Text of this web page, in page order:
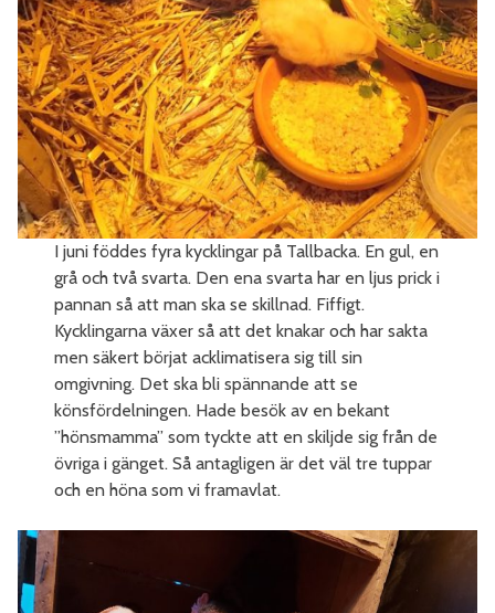
I juni föddes fyra kycklingar på Tallbacka. En gul, en
grå och två svarta. Den ena svarta har en ljus prick i
pannan så att man ska se skillnad. Fiffigt.
Kycklingarna växer så att det knakar och har sakta
men säkert börjat acklimatisera sig till sin
omgivning. Det ska bli spännande att se
könsfördelningen. Hade besök av en bekant
”hönsmamma” som tyckte att en skiljde sig från de
övriga i gänget. Så antagligen är det väl tre tuppar
och en höna som vi framavlat.